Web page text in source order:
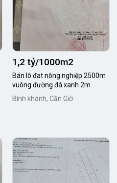
1,2 tỷ/1000m2
Bán lô đat nông nghiệp 2500m
vuông đường đá xanh 2m
Bình khánh, Cần Giờ